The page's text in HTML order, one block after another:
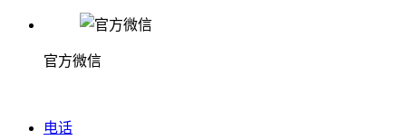
官方微信
电话